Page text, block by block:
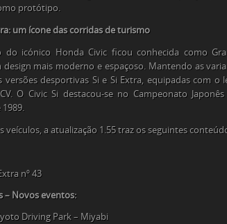
protótipo.
um ícone das corridas de turismo
do icónico Honda Civic ficou conhecida como
mais moderno e espaçoso. Mantendo as
versões desportivas Si e Si Extra, equipadas com o
O Civic Si destacou-se no Campeonato
veículos, a atualização 1.55 traz os seguintes
nº 43
– Novos eventos:
Driving Park – Miyabi